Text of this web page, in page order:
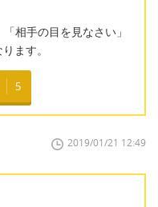
相手の目を見なさい」
ます。
5
2019/01/21 12:49